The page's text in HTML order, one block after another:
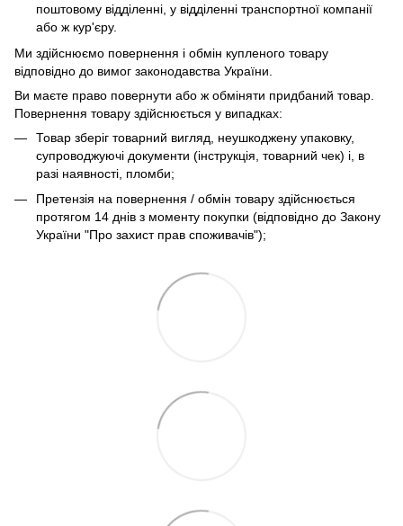
поштовому відділенні, у відділенні транспортної компанії
або ж кур'єру.
Ми здійснюємо повернення і обмін купленого товару
відповідно до вимог законодавства України.
Ви маєте право повернути або ж обміняти придбаний товар.
Повернення товару здійснюється у випадках:
Товар зберіг товарний вигляд, неушкоджену упаковку,
супроводжуючі документи (інструкція, товарний чек) і, в
разі наявності, пломби;
Претензія на повернення / обмін товару здійснюється
протягом 14 днів з моменту покупки (відповідно до Закону
України "Про захист прав споживачів");